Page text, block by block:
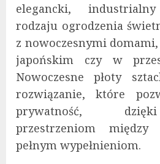
elegancki,
rodzaju ogrodzenia
z nowoczesnymi
japońskim czy w
Nowoczesne płoty
rozwiązanie, które
prywatność,
przestrzeniom między
pełnym wypełnieniom.